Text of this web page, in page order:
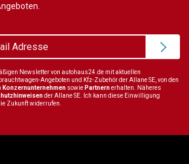
Newsletter von autohaus24.de mit aktuellen
Angeboten und Kfz-Zubehör der Allane SE, von den
Konzernunternehmen sowie Partnernerhalten. Näheres
der Allane SE. Ich kann diese Einwilligung
Zukunft widerrufen.